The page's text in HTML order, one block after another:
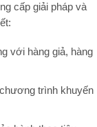
cấp giải pháp và
với hàng giả, hàng
trình khuyến